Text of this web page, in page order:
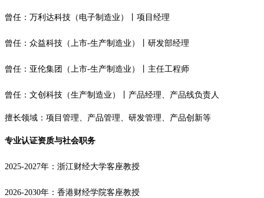
曾任：万利达科技（电子制造业）丨项目经理
曾任：众益科技（上市-生产制造业）丨研发部经理
曾任：亚伦集团（上市-生产制造业）丨主任工程师
曾任：文创科技（生产制造业）丨产品经理、产品线负责人
擅长领域：项目管理、产品管理、研发管理、产品创新等
专业认证资质与社会职务
2025-2027年：浙江财经大学客座教授
2026-2030年：香港财经学院客座教授